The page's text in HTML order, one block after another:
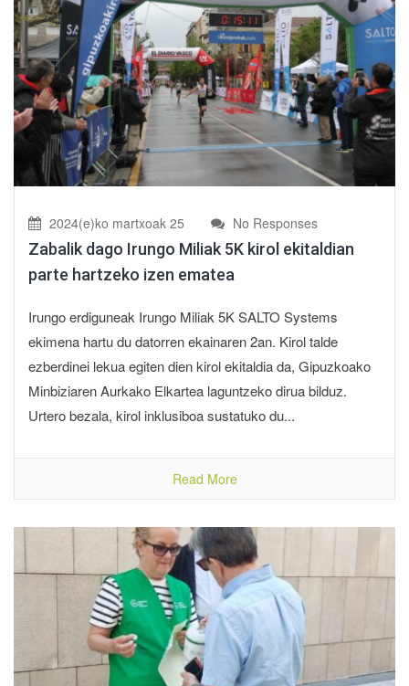
2024(e)ko martxoak 25 No Responses
Zabalik dago Irungo Miliak 5K kirol ekitaldian
parte hartzeko izen ematea
Irungo erdiguneak Irungo Miliak 5K SALTO Systems
ekimena hartu du datorren ekainaren 2an. Kirol talde
ezberdinei lekua egiten dien kirol ekitaldia da, Gipuzkoako
Minbiziaren Aurkako Elkartea laguntzeko dirua bilduz.
Urtero bezala, kirol inklusiboa sustatuko du...
Read More